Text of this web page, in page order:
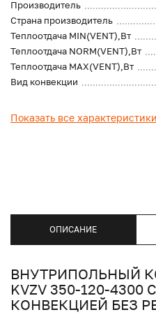
Производитель
Страна производитель
Теплоотдача MIN(VENT),Вт
Теплоотдача NORM(VENT),Вт
Теплоотдача MAX(VENT),Вт
Вид конвекции
Показать все характеристики
ОПИСАНИЕ
ВНУТРИПОЛЬНЫЙ
KVZV 350-120-
КОНВЕКЦИЕЙ БЕЗ